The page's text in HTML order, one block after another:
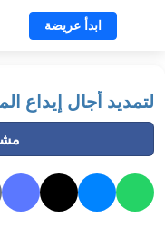
ابدأ عريضة
لتمديد أجال إيداع